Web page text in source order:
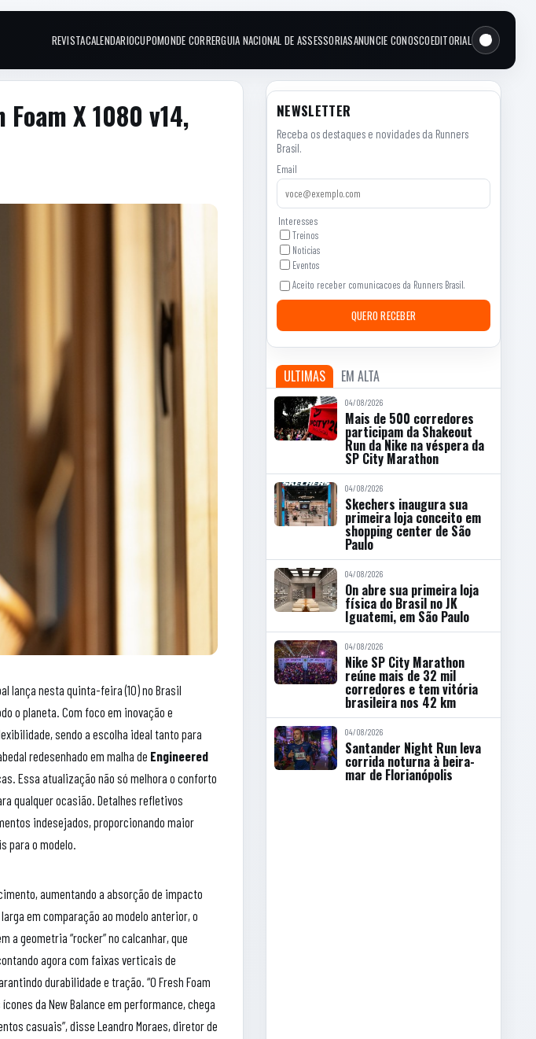
Links do topo
REVISTACALENDARIOCUPOMONDE CORRERGUIA NACIONAL DE ASSESSORIASANUNCIE CONOSCOEDITORIAL
X 1080 v14,
lança nesta quinta-feira (10) no Brasil
o planeta. Com foco em inovação e
sendo a escolha ideal tanto para
redesenhado em malha de Engineered
Essa atualização não só melhora o conforto
qualquer ocasião. Detalhes refletivos
indesejados, proporcionando maior
para o modelo.
aumentando a absorção de impacto
em comparação ao modelo anterior, o
a geometria “rocker” no calcanhar, que
agora com faixas verticais de
durabilidade e tração. “O Fresh Foam
da New Balance em performance, chega
casuais”, disse Leandro Moraes, diretor de
NEWSLETTER
Receba os destaques e novidades da Runners
Brasil.
Email
Interesses
Treinos
Noticias
Eventos
Aceito receber comunicacoes da Runners Brasil.
QUERO RECEBER
ULTIMAS EM ALTA
04/08/2026
Mais de 500 corredores
participam da Shakeout
Run da Nike na véspera da
SP City Marathon
04/08/2026
Skechers inaugura sua
primeira loja conceito em
shopping center de São
Paulo
04/08/2026
On abre sua primeira loja
física do Brasil no JK
Iguatemi, em São Paulo
04/08/2026
Nike SP City Marathon
reúne mais de 32 mil
corredores e tem vitória
brasileira nos 42 km
04/08/2026
Santander Night Run leva
corrida noturna à beira-
mar de Florianópolis